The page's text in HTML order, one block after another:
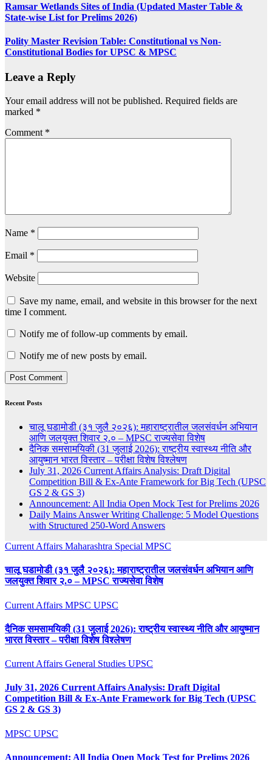
Ramsar Wetlands Sites of India (Updated Master Table &
State-wise List for Prelims 2026)
Polity Master Revision Table: Constitutional vs Non-
Constitutional Bodies for UPSC & MPSC
Leave a Reply
Your email address will not be published. Required fields are
marked *
Comment *
Name *
Email *
Website
Save my name, email, and website in this browser for the next
time I comment.
Notify me of follow-up comments by email.
Notify me of new posts by email.
Recent Posts
चालू घडामोडी (३१ जुलै २०२६): महाराष्ट्रातील जलसंवर्धन अभियान
आणि जलयुक्त शिवार २.० – MPSC राज्यसेवा विशेष
दैनिक समसामयिकी (31 जुलाई 2026): राष्ट्रीय स्वास्थ्य नीति और
आयुष्मान भारत विस्तार – परीक्षा विशेष विश्लेषण
July 31, 2026 Current Affairs Analysis: Draft Digital
Competition Bill & Ex-Ante Framework for Big Tech (UPSC
GS 2 & GS 3)
Announcement: All India Open Mock Test for Prelims 2026
Daily Mains Answer Writing Challenge: 5 Model Questions
with Structured 250-Word Answers
Current Affairs Maharashtra Special MPSC
चालू घडामोडी (३१ जुलै २०२६): महाराष्ट्रातील जलसंवर्धन अभियान आणि
जलयुक्त शिवार २.० – MPSC राज्यसेवा विशेष
Current Affairs MPSC UPSC
दैनिक समसामयिकी (31 जुलाई 2026): राष्ट्रीय स्वास्थ्य नीति और आयुष्मान
भारत विस्तार – परीक्षा विशेष विश्लेषण
Current Affairs General Studies UPSC
July 31, 2026 Current Affairs Analysis: Draft Digital
Competition Bill & Ex-Ante Framework for Big Tech (UPSC
GS 2 & GS 3)
MPSC UPSC
Announcement: All India Open Mock Test for Prelims 2026